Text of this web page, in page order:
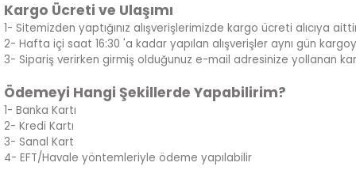
Kargo Ücreti ve Ulaşımı
1- Sitemizden yaptığınız alışverişlerimizde kargo ücreti alıcıya
2- Hafta içi saat 16:30 'a kadar yapılan alışverişler aynı gün
3- Sipariş verirken girmiş olduğunuz e-mail adresinize yollanan
Ödemeyi Hangi Şekillerde Yapabilirim?
1- Banka Kartı
2- Kredi Kartı
3- Sanal Kart
4- EFT/Havale yöntemleriyle ödeme yapılabilir